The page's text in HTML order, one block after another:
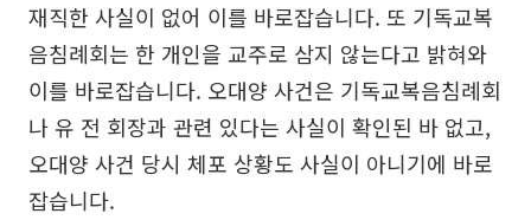
재직한 사실이 없어 이를 바로잡습니다. 또 기독교복
음침례회는 한 개인을 교주로 삼지 않는다고 밝혀와
이를 바로잡습니다. 오대양 사건은 기독교복음침례회
나 유 전 회장과 관련 있다는 사실이 확인된 바 없고,
오대양 사건 당시 체포 상황도 사실이 아니기에 바로
잡습니다.